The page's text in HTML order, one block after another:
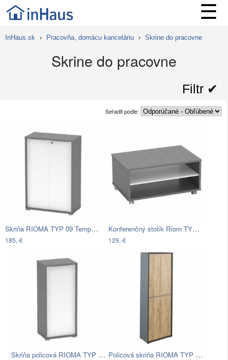
☰
InHaus.sk › Pracovňa, domácu kanceláriu › Skrine do pracovne
Skrine do pracovne
Filtr ✔︎
Seřadit podle:
Skriňa RIOMA TYP 09 Tempo Kondela…
185,-€
Konferenčný stolík Riom TYP 32 Tempo…
129,-€
Skriňa policová RIOMA TYP 10 Tempo… Policová skriňa RIOMA TYP 05 Tempo…